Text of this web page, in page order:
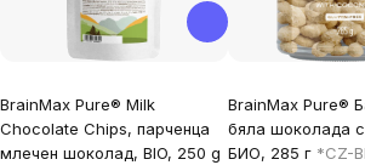
BrainMax Pure® Milk
Chocolate Chips, парченца
млечен шоколад, BIO, 250 g
BrainMax Pure®
бяла шоколада
БИО, 285 г *CZ-